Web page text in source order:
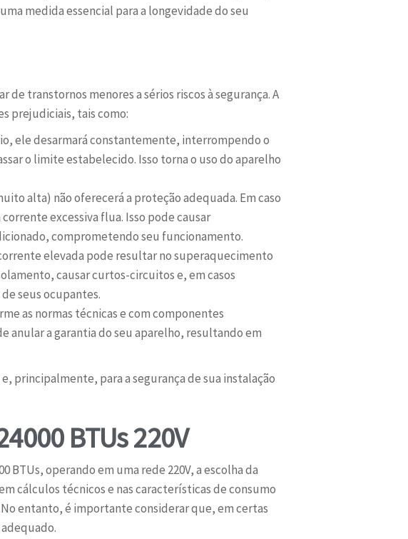
medida essencial para a longevidade do seu
transtornos menores a sérios riscos à segurança. A
prejudiciais, tais como:
ele desarmará constantemente, interrompendo o
o limite estabelecido. Isso torna o uso do aparelho
alta) não oferecerá a proteção adequada. Em caso
excessiva flua. Isso pode causar
comprometendo seu funcionamento.
elevada pode resultar no superaquecimento
causar curtos-circuitos e, em casos
seus ocupantes.
as normas técnicas e com componentes
anular a garantia do seu aparelho, resultando em
principalmente, para a segurança de sua instalação
BTUs 220V
BTUs, operando em uma rede 220V, a escolha da
cálculos técnicos e nas características de consumo
No entanto, é importante considerar que, em certas